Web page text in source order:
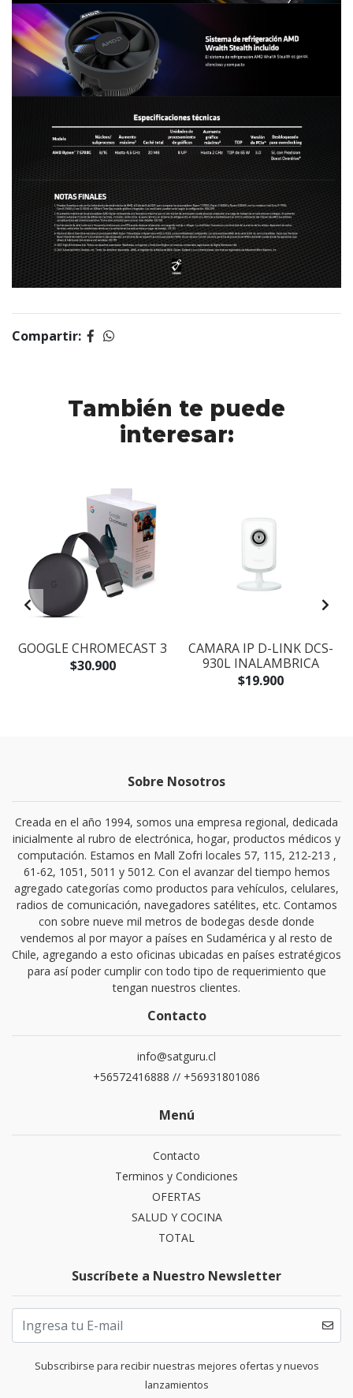
Compartir:
También te puede
interesar:
GOOGLE CHROMECAST 3
$30.900
CAMARA IP D-LINK DCS-
930L INALAMBRICA
$19.900
Sobre Nosotros
Creada en el año 1994, somos una empresa regional, dedicada
inicialmente al rubro de electrónica, hogar, productos médicos y
computación. Estamos en Mall Zofri locales 57, 115, 212-213 ,
61-62, 1051, 5011 y 5012. Con el avanzar del tiempo hemos
agregado categorías como productos para vehículos, celulares,
radios de comunicación, navegadores satélites, etc. Contamos
con sobre nueve mil metros de bodegas desde donde
vendemos al por mayor a países en Sudamérica y al resto de
Chile, agregando a esto oficinas ubicadas en países estratégicos
para así poder cumplir con todo tipo de requerimiento que
tengan nuestros clientes.
Contacto
info@satguru.cl
+56572416888 // +56931801086
Menú
Contacto
Terminos y Condiciones
OFERTAS
SALUD Y COCINA
TOTAL
Suscríbete a Nuestro Newsletter
Subscribirse para recibir nuestras mejores ofertas y nuevos
lanzamientos